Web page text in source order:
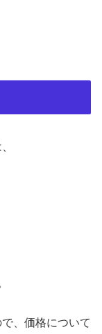
、価格について